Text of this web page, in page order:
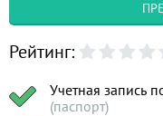
Рейтинг:
Учетная запись
(паспорт)